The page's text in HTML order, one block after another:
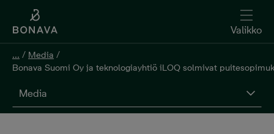
Valikko
... / Media /
Bonava Suomi Oy ja teknologiayhtiö iLOQ solmivat
Media